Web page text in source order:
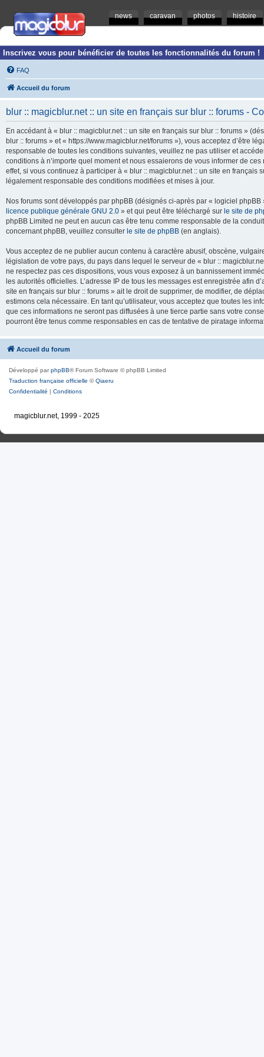
news caravan photos histoire
Inscrivez vous pour bénéficier de toutes les fonctionnalités du forum !
FAQ
Accueil du forum
blur :: magicblur.net :: un site en français sur blur :: forums -
En accédant à « blur :: magicblur.net :: un site en français sur blur :: forums »
blur :: forums » et « https://www.magicblur.net/forums »), vous acceptez d’être
responsable de toutes les conditions suivantes, veuillez ne pas utiliser et
conditions à n’importe quel moment et nous essaierons de vous informer de
effet, si vous continuez à participer à « blur :: magicblur.net :: un site en
légalement responsable des conditions modifiées et mises à jour.
Nos forums sont développés par phpBB (désignés ci-après par « logiciel
licence publique générale GNU 2.0 » et qui peut être téléchargé sur le site de
phpBB Limited ne peut en aucun cas être tenu comme responsable de la
concernant phpBB, veuillez consulter le site de phpBB (en anglais).
Vous acceptez de ne publier aucun contenu à caractère abusif, obscène,
législation de votre pays, du pays dans lequel le serveur de « blur ::
ne respectez pas ces dispositions, vous vous exposez à un bannissement
les autorités officielles. L’adresse IP de tous les messages est enregistrée afin
site en français sur blur :: forums » ait le droit de supprimer, de modifier, de
estimons cela nécessaire. En tant qu’utilisateur, vous acceptez que toutes les
que ces informations ne seront pas diffusées à une tierce partie sans votre
pourront être tenus comme responsables en cas de tentative de piratage
Accueil du forum
Développé parphpBB® Forum Software © phpBB Limited
Traduction française officielle ©Qiaeru
Confidentialité | Conditions
magicblur.net, 1999 - 2025